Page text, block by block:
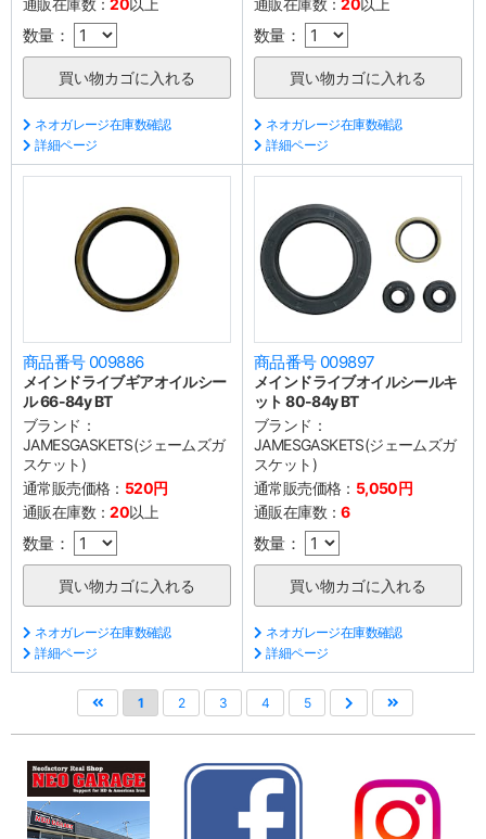
通販在庫数：20以上
数量：
ネオガレージ在庫数確認
詳細ページ
通販在庫数：20以上
数量：
ネオガレージ在庫数確認
詳細ページ
商品番号 009886
メインドライブギアオイルシー
ル 66-84y BT
ブランド：
JAMESGASKETS(ジェームズガ
スケット)
通常販売価格： 520円
通販在庫数：20以上
数量：
ネオガレージ在庫数確認
詳細ページ
商品番号 009897
メインドライブオイルシールキ
ット 80-84y BT
ブランド：
JAMESGASKETS(ジェームズガ
スケット)
通常販売価格： 5,050円
通販在庫数：6
数量：
ネオガレージ在庫数確認
詳細ページ
1 2 3 4 5